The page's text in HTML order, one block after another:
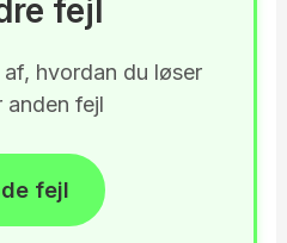
fejl
hvordan du løser
anden fejl
fejl